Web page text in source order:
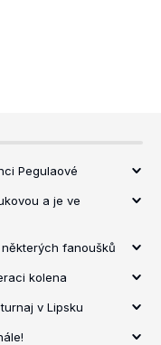
Pegulaové
a je ve
fanoušků
kolena
v Lipsku